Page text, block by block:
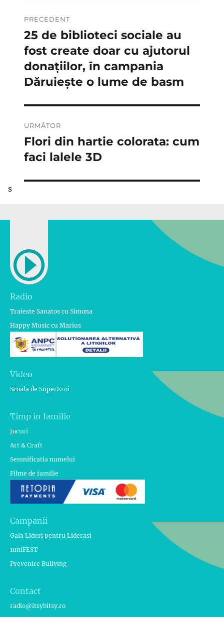
în
articole
PRECEDENT
Articolul
anterior:
25 de biblioteci sociale au
fost create doar cu ajutorul
donațiilor, în campania
Dăruiește o lume de basm
URMĂTOR
Articolul
următor:
Flori din hartie colorata: cum
faci lalele 3D
s
Radio
Traieste Sanatos cu Simona
Happy Music cu Marius
Video
Scoala de SuperEroi
Timp in familie
Jocuri
Art & Craft
Semnificatia numelui
Filme de familie
Campanii
Gala Lideri pentru Liderasi
1uniFEST
Prevenire Bullying
Contact
radio@itsybitsy.ro